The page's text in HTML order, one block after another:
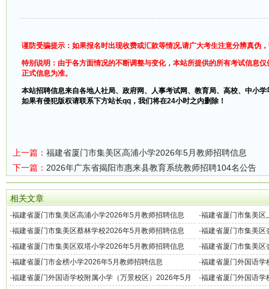
谨防受骗提示：如果报名时出现收费或汇款等情况,请广大考生注意分辨真伪
特别说明：由于各方面情况的不断调整与变化，本站所提供的所有考试信息
正式信息为准。
本站招聘信息来自各地人社局、政府网、人事考试网、教育局、高校、中小
如果有侵犯版权请联系下方站长qq，我们将在24小时之内删除！
上一篇： 福建省厦门市集美区高浦小学2026年5月教师招聘信息
下一篇： 2026年广东省揭阳市惠来县教育系统教师招聘104名公告
相关文章
·福建省厦门市集美区高浦小学2026年5月教师招聘信息 ·福建省厦门市集美
·福建省厦门市集美区蔡林学校2026年5月教师招聘信息 ·福建省厦门市集美
·福建省厦门市集美区双塔小学2026年5月教师招聘信息 ·福建省厦门市集美
·福建省厦门市金榜小学2026年5月教师招聘信息 ·福建省厦门外国语
顶岗教师招聘信息
·福建省厦门外国语学校附属小学（万景校区）2026年5月
·福建省厦门外国语